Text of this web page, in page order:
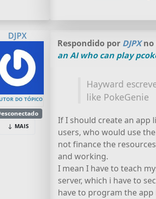
DJPX
DO TÓPICO
MAIS
Respondido por DJPXno
an AI who can play
Hayward
like PokeGenie
If I should create an app
users, who would use
not finance the
and working.
I mean I have to teach
server, which i have to
have to program the app